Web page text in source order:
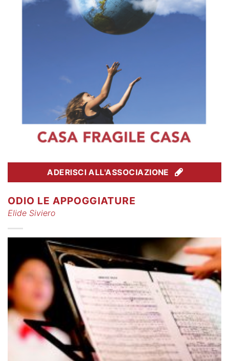
ADERISCI ALL'ASSOCIAZIONE
ODIO LE APPOGGIATURE
Elide Siviero